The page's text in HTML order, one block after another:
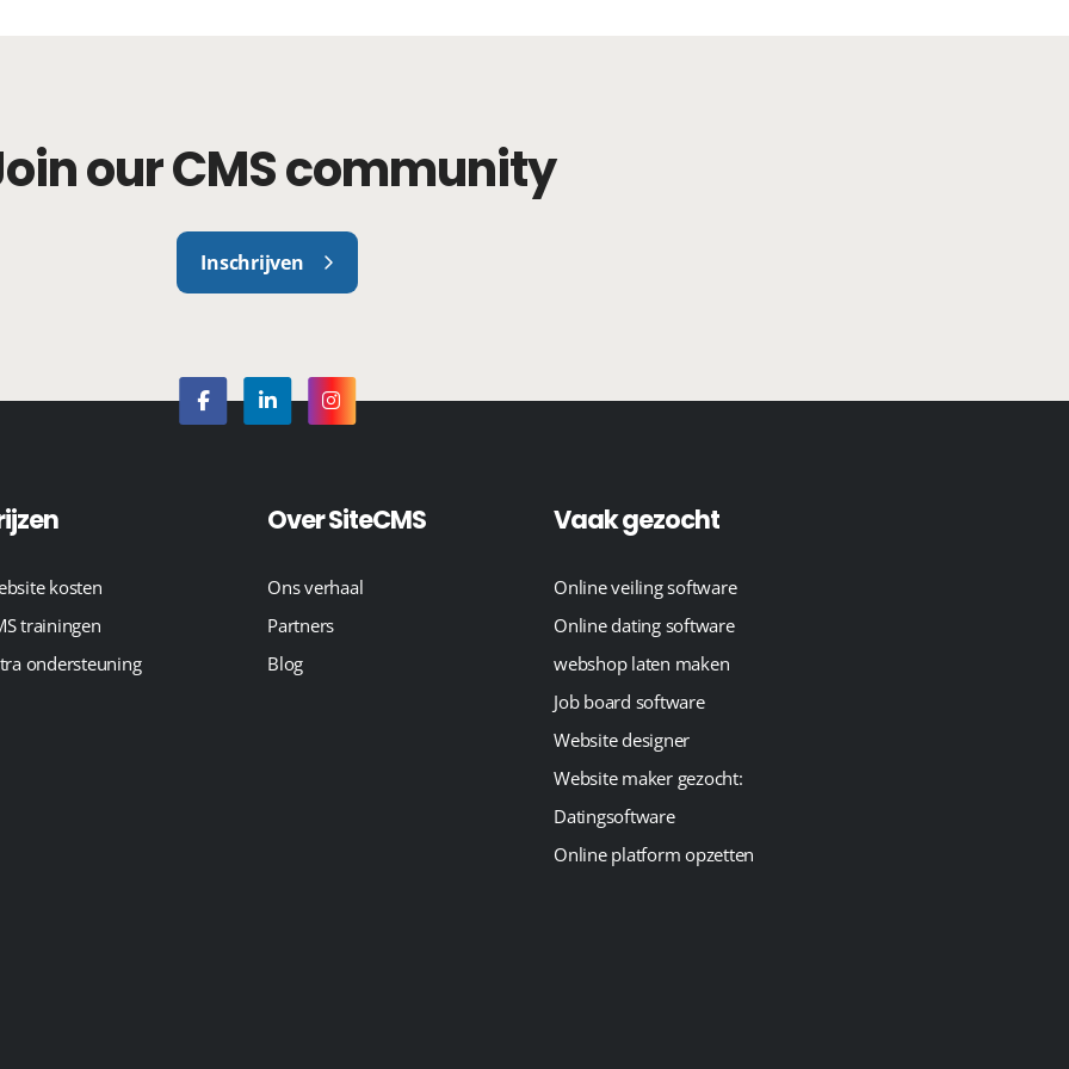
our CMS community
Inschrijven
kosten
trainingen
ondersteuning
Over SiteCMS
Ons verhaal
Partners
Blog
Vaak gezocht
Online veiling software
Online dating software
webshop laten maken
Job board software
Website designer
Website maker gezocht:
Datingsoftware
Online platform opzetten